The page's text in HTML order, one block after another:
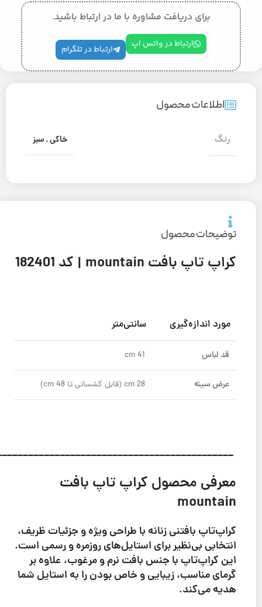
برای دریافت مشاوره با ما در ارتباط باشید.
ارتباط در واتس اپ ارتباط در تلگرام
توضیحات محصول
کراپ تاپ بافت mountain | کد 182401
مورد اندازه‌گیری سانتی‌متر
قد لباس 41 cm
عرض سینه 28 cm (قابل کشسانی تا 48 cm)
معرفی محصول کراپ تاپ بافت
mountain
کراپ‌تاپ بافتنی زنانه با طراحی ویژه و جزئیات ظریف،
انتخابی بی‌نظیر برای استایل‌های روزمره و رسمی است.
این کراپ‌تاپ با جنس بافت نرم و مرغوب، علاوه بر
گرمای مناسب، زیبایی و خاص بودن را به استایل شما
هدیه می‌کند.
اطلاعات محصول
رنگ خاکی,سبز